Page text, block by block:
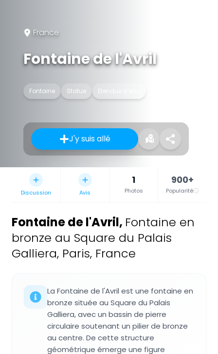
France
Fontaine de l'Avril
Fontaine Statue Étendue d'eau
J'y suis allé
Discussion Avis
1
Photos
900+
Popularité
Fontaine de l'Avril, Fontaine en
bronze au Square du Palais
Galliera, Paris, France
La Fontaine de l'Avril est une fontaine en
bronze située au Square du Palais
Galliera, avec un bassin de pierre
circulaire soutenant un pilier de bronze
au centre. De cette structure
géométrique émerge une figure